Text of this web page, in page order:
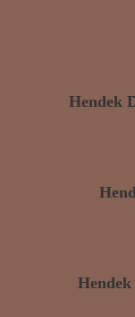
Hendek
Hendek